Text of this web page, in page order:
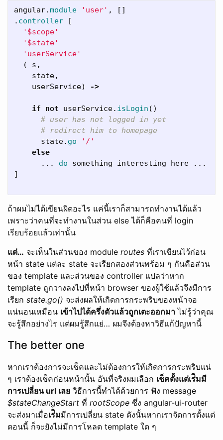
angular.module 'user' ,
[]
. controller
[
'$scope'
'$state'
'userService'
(
s ,
state,
userService) ->
if not userService. isLogin ()
# user has not logged in yet
# redirect him to homepage
state. go
'/'
else
...
do something interesting here
...
]
ถ้าผมไม่ได้เขียนผิดอะไร แค่นี้เราก็สามารถทำงานได้แล้ว
เพราะว่าคนที่จะทำงานในส่วน else ได้ก็คือคนที่ login
เรียบร้อยแล้วเท่านั้น
แต่… จะเห็นในส่วนของ module routes ที่เราเขียนไว้ก่อน
หน้า state แต่ละ state จะเรียกสองส่วนพร้อม ๆ กันคือส่วน
ของ template และส่วนของ controller แปลว่าหาก
template ถูกวางลงไปที่หน้า browser ของผู้ใช้แล้วจึงมีการ
เรียก state.go() จะส่งผลให้เกิดการกระพริบของหน้าจอ
แน่นอนเหมือน เข้าไปได้ครึ่งตัวแล้วถูกเตะออกมา ไม่รู้ว่าคุณ
จะรู้สึกอย่างไร แต่ผมรู้สึกแย่… ผมจึงต้องหาวิธีแก้ปัญหานี้
The better one
หากเราต้องการจะเช็คและไม่ต้องการให้เกิดการกระพริบแน่
ๆ เราต้องเช็คก่อนหน้านั้น อันที่จริงผมเลือก เช็คตั้งแต่เร่ิมมี
การเปลี่ยน url เลย วิธีการนี้ทำได้ด้วยการ ฟัง message
$stateChangeStart ที่ rootScope ซึ่ง angular-ui-router
จะส่งมาเมื่อเร่ิมมีการเปลี่ยน state ดังนั้นหากเราจัดการตั้งแต่
ตอนนี้ ก็จะยังไม่มีการโหลด template ใด ๆ